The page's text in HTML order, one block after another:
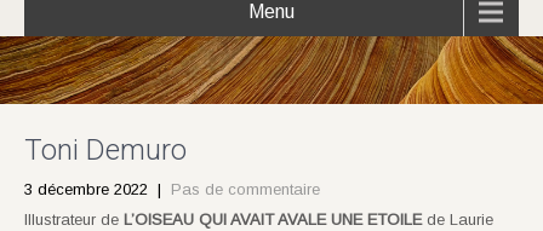
Menu
Toni Demuro
3 décembre 2022 | Pas de commentaire
Illustrateur de L’OISEAU QUI AVAIT AVALE UNE ETOILEde Laurie